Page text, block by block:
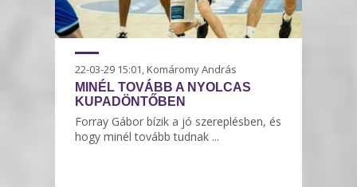
22-03-29 15:01, Komáromy András
MINÉL TOVÁBB A NYOLCAS
KUPADÖNTŐBEN
Forray Gábor bízik a jó szereplésben, és
hogy minél tovább tudnak ...